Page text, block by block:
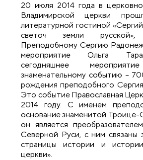
20 июля 2014 года в
Владимирской церкви
литературной гостиной
светоч земли русской»,
Преподобному Сергию
мероприятие Ольга
сегодняшнее
знаменательному событию –
рождения преподобного
Это событие Православная
2014 году. С именем
основание знаменитой Троице-
он является
Северной Руси, с ним связаны
страницы истории и
церкви».